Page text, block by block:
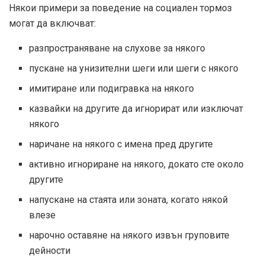
Някои примери за поведение на социален тормоз
могат да включват:
разпространяване на слухове за някого
пускане на унизителни шеги или шеги с някого
имитиране или подигравка на някого
казвайки на другите да игнорират или изключат
някого
наричане на някого с имена пред другите
активно игнориране на някого, докато сте около
другите
напускане на стаята или зоната, когато някой
влезе
нарочно оставяне на някого извън груповите
дейности